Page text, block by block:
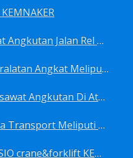
Sertifikasi Operator Alat Angkutan Jalan Rel Meliputi Operator Lokomotif Dan Lori KEMNAKER
Sertifikasi Operator Peralatan Angkat Meliputi Operator Dongkrak Mekanik (Lier) KEMNAKER
Sertifikasi Operator Pesawat Angkutan Di Atas Landasan Dan Di Atas Permukaan Meliputi Antara Lain Operator: Dump Truk KEMNAKER
Sertifikasi Operator Pita Transport Meliputi Operator Eskalator KEMNAKER
Sertifikasi Pembuatan SIO crane&forklift KEMNAKER